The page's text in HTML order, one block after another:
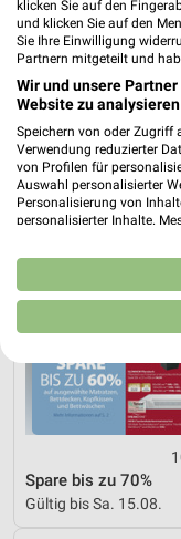
Möbel &
Dietmannsried
17 Prospekte
JYSK
Spare bis zu 70%
Gültig bis Sa. 15.08.
klicken Sie auf den
und klicken Sie auf den
Sie Ihre Einwilligung
Partnern mitgeteilt und
Wir und unsere
Website zu
Speichern von oder Zugriff
Verwendung reduzierter
von Profilen für
Auswahl personalisierter
Personalisierung von
personalisierter Inhalte.
Kombinationen von Daten
Verbesserung der
von Inhalten.
Daten können außerhalb
USA gesendet werden.
Website/App.
Partnerliste anzeigen
Wir nutzen Ihre Daten für
IAB-Verarbeitungszwecke:
Speichern von oder
auf einem Endgerät